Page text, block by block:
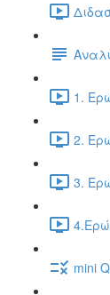
1.
2.
3.
mini